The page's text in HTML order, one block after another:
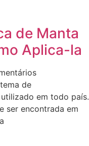
de Manta
Aplica-la
de
em todo país.
ser encontrada em